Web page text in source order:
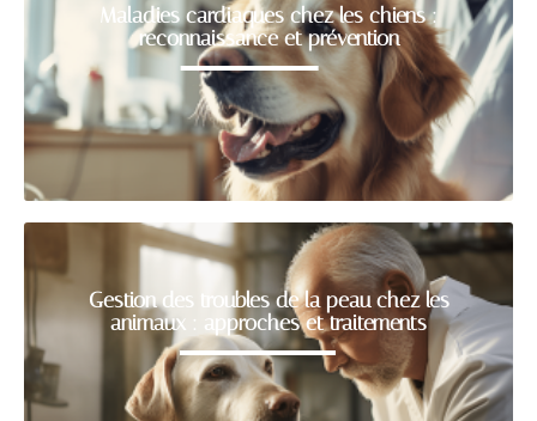
Maladies cardiaques chez les chiens :
reconnaissance et prévention
Gestion des troubles de la peau chez les
animaux : approches et traitements